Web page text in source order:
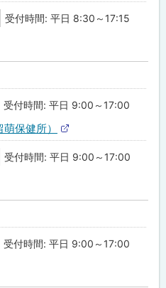
受付時間: 平日 8:30～17:15
受付時間: 平日 9:00～17:00
保健所）
外
部
サ
受付時間: 平日 9:00～17:00
受付時間: 平日 9:00～17:00